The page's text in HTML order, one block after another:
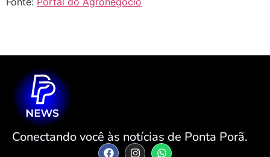
Conectando você às notícias de Ponta Porã.